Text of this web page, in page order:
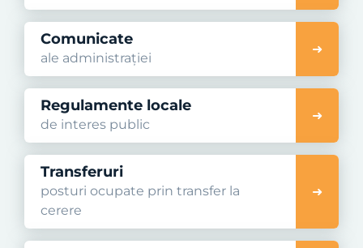
Comunicate
ale administrației
Regulamente locale
de interes public
Transferuri
posturi ocupate prin transfer la
cerere